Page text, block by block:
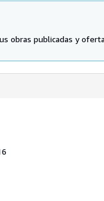
obras publicadas y